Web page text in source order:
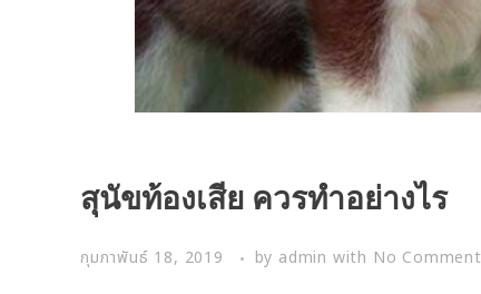
สุนัขท้องเสีย ควรทำอย่างไร
กุมภาพันธ์ 18, 2019 by admin with No Comment